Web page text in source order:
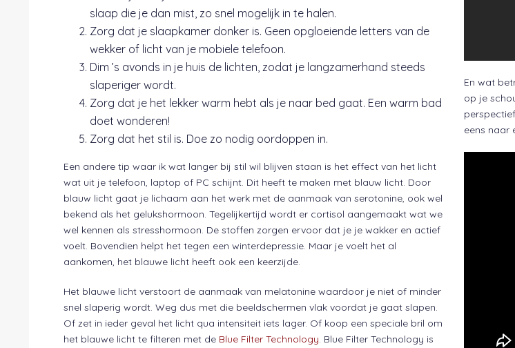
slaap die je dan mist, zo snel mogelijk in te halen.
Zorg dat je slaapkamer donker is. Geen opgloeiende letters van de
wekker of licht van je mobiele telefoon.
Dim ’s avonds in je huis de lichten, zodat je langzamerhand steeds
slaperiger wordt.
Zorg dat je het lekker warm hebt als je naar bed gaat. Een warm bad
doet wonderen!
Zorg dat het stil is. Doe zo nodig oordoppen in.
Een andere tip waar ik wat langer bij stil wil blijven staan is het effect van het licht
wat uit je telefoon, laptop of PC schijnt. Dit heeft te maken met blauw licht. Door
blauw licht gaat je lichaam aan het werk met de aanmaak van serotonine, ook wel
bekend als het gelukshormoon. Tegelijkertijd wordt er cortisol aangemaakt wat we
wel kennen als stresshormoon. De stoffen zorgen ervoor dat je je wakker en actief
voelt. Bovendien helpt het tegen een winterdepressie. Maar je voelt het al
aankomen, het blauwe licht heeft ook een keerzijde.
Het blauwe licht verstoort de aanmaak van melatonine waardoor je niet of minder
snel slaperig wordt. Weg dus met die beeldschermen vlak voordat je gaat slapen.
Of zet in ieder geval het licht qua intensiteit iets lager. Of koop een speciale bril om
het blauwe licht te filteren met de Blue Filter Technology. Blue Filter Technology is
En wat
op je
eens naar